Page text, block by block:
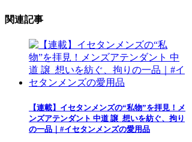
関連記事
【連載】イセタンメンズの“私物”を拝見！メ
ンズアテンダント 中道 譲_想いを紡ぐ、拘り
の一品｜#イセタンメンズの愛用品